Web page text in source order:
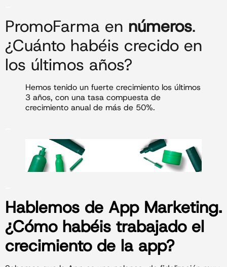
PromoFarma en números.
¿Cuánto habéis crecido en
los últimos años?
Hemos tenido un fuerte crecimiento los últimos
3 años, con una tasa compuesta de
crecimiento anual de más de 50%.
Hablemos de App Marketing.
¿Cómo habéis trabajado el
crecimiento de la app?